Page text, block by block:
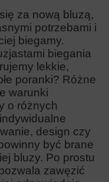
za nową bluzą,
potrzebami i
biegamy.
biegania
lekkie,
poranki? Różne
warunki
o różnych
design czy
być brane
bluzy. Po prostu
zawęzić